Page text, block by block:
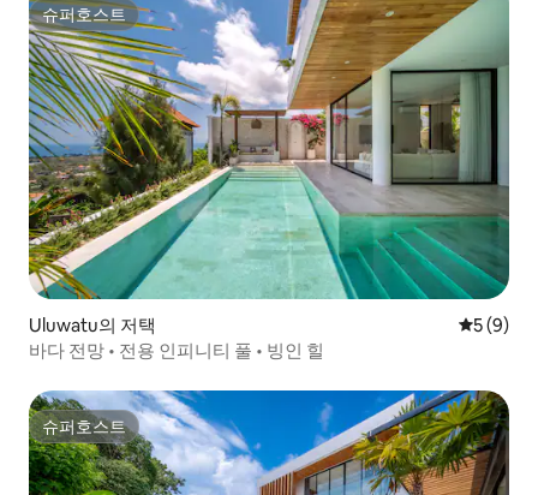
슈퍼호스트
슈퍼호스트
Uluwatu의 저택 평점 5점
5 (9)
바다 전망 • 전용 인피니티 풀 • 빙인 힐
슈퍼호스트
슈퍼호스트